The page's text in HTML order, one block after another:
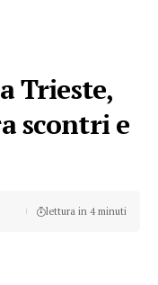
Trieste,
scontri e
lettura in 4 minuti